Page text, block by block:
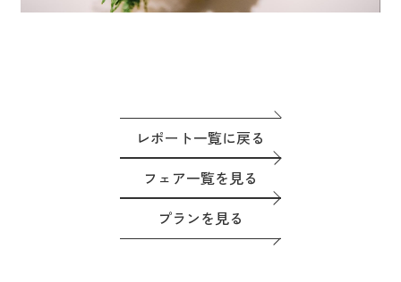
レポート一覧に戻る
フェア一覧を見る
プランを見る